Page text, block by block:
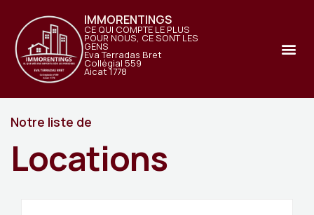
IMMORENTINGS
CE QUI COMPTE LE PLUS
POUR NOUS, CE SONT LES
GENS
Eva Terradas Bret
Collégial 559
Aicat 1778
Notre liste de
Locations